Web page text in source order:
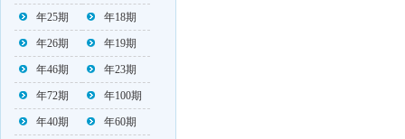
年25期 年18期
年26期 年19期
年46期 年23期
年72期 年100期
年40期 年60期